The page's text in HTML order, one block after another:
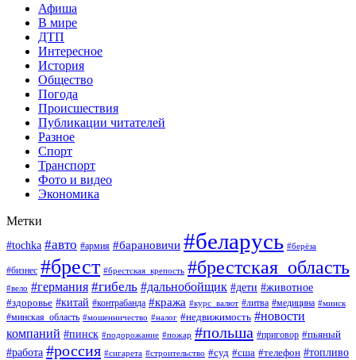
Афиша
В мире
ДТП
Интересное
История
Общество
Погода
Происшествия
Публикации читателей
Разное
Спорт
Транспорт
Фото и видео
Экономика
Метки
#tochka #авто #армия #барановичи #беларусь #берёза
#бизнес #брест #брестская_крепость #брестская_область
#вело #германия #гибель #дальнобойщик #дети #животное
#здоровье #китай #контрабанда #кража #курс_валют #литва #медицина #минск
#минская_область #мошенничество #налог #недвижимость #новости
компаний #пинск #подорожание #пожар #польша #приговор #пьяный
#работа #россия #сигарета #строительство #суд #сша #телефон #топливо